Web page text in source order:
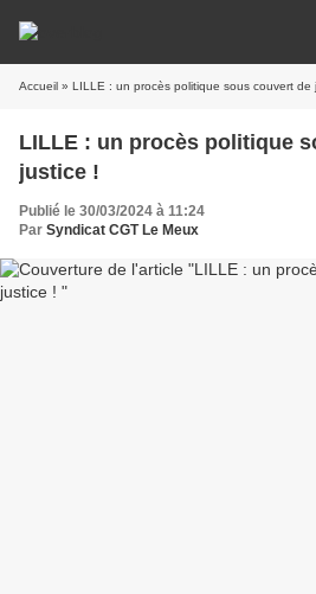
Accueil » LILLE : un procès politique sous couvert de
LILLE : un procès politique
justice !
Publié le 30/03/2024 à 11:24
Par Syndicat CGT Le Meux